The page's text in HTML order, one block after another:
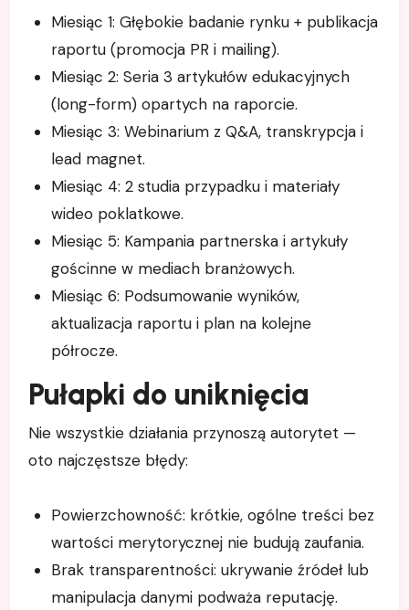
Miesiąc 1: Głębokie badanie rynku + publikacja
raportu (promocja PR i mailing).
Miesiąc 2: Seria 3 artykułów edukacyjnych
(long-form) opartych na raporcie.
Miesiąc 3: Webinarium z Q&A, transkrypcja i
lead magnet.
Miesiąc 4: 2 studia przypadku i materiały
wideo poklatkowe.
Miesiąc 5: Kampania partnerska i artykuły
gościnne w mediach branżowych.
Miesiąc 6: Podsumowanie wyników,
aktualizacja raportu i plan na kolejne
półrocze.
Pułapki do uniknięcia
Nie wszystkie działania przynoszą autorytet —
oto najczęstsze błędy:
Powierzchowność: krótkie, ogólne treści bez
wartości merytorycznej nie budują zaufania.
Brak transparentności: ukrywanie źródeł lub
manipulacja danymi podważa reputację.